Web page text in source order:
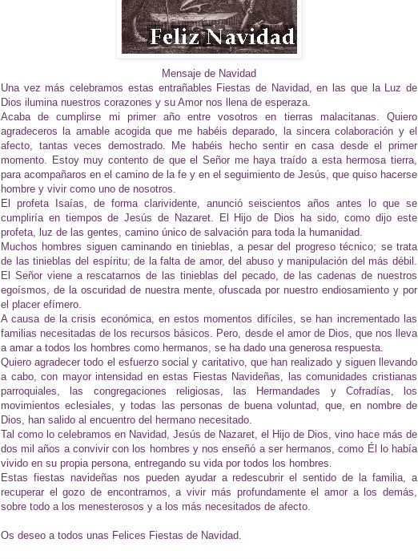
Mensaje de Navidad
Una vez más celebramos estas entrañables Fiestas de Navidad, en las que la Luz de
Dios ilumina nuestros corazones y su Amor nos llena de esperaza.
Acaba de cumplirse mi primer año entre vosotros en tierras malacitanas. Quiero
agradeceros la amable acogida que me habéis deparado, la sincera colaboración y el
afecto, tantas veces demostrado. Me habéis hecho sentir en casa desde el primer
momento. Estoy muy contento de que el Señor me haya traído a esta hermosa tierra,
para acompañaros en el camino de la fe y en el seguimiento de Jesús, que quiso hacerse
hombre y vivir como uno de nosotros.
El profeta Isaías, de forma clarividente, anunció seiscientos años antes lo que se
cumpliría en tiempos de Jesús de Nazaret. El Hijo de Dios ha sido, como dijo este
profeta, luz de las gentes, camino único de salvación para toda la humanidad.
Muchos hombres siguen caminando en tinieblas, a pesar del progreso técnico; se trata
de las tinieblas del espíritu; de la falta de amor, del abuso y manipulación del más débil.
El Señor viene a rescatarnos de las tinieblas del pecado, de las cadenas de nuestros
egoísmos, de la oscuridad de nuestra mente, ofuscada por nuestro endiosamiento y por
el placer efímero.
A causa de la crisis económica, en estos momentos difíciles, se han incrementado las
familias necesitadas de los recursos básicos. Pero, desde el amor de Dios, que nos lleva
a amar a todos los hombres como hermanos, se ha dado una generosa respuesta.
Quiero agradecer todo el esfuerzo social y caritativo, que han realizado y siguen llevando
a cabo, con mayor intensidad en estas Fiestas Navideñas, las comunidades cristianas
parroquiales, las congregaciones religiosas, las Hermandades y Cofradías, los
movimientos eclesiales, y todas las personas de buena voluntad, que, en nombre de
Dios, han salido al encuentro del hermano necesitado.
Tal como lo celebramos en Navidad, Jesús de Nazaret, el Hijo de Dios, vino hace más de
dos mil años a convivir con los hombres y nos enseñó a ser hermanos, como Él lo había
vivido en su propia persona, entregando su vida por todos los hombres.
Estas fiestas navideñas nos pueden ayudar a redescubrir el sentido de la familia, a
recuperar el gozo de encontrarnos, a vivir más profundamente el amor a los demás,
sobre todo a los menesterosos y a los más necesitados de afecto.
Os deseo a todos unas Felices Fiestas de Navidad.